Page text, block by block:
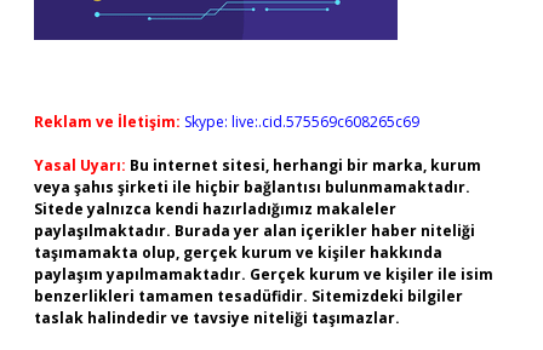
Reklam ve İletişim: Skype: live:.cid.575569c608265c69
Yasal Uyarı: Bu internet sitesi, herhangi bir marka, kurum
veya şahıs şirketi ile hiçbir bağlantısı bulunmamaktadır.
Sitede yalnızca kendi hazırladığımız makaleler
paylaşılmaktadır. Burada yer alan içerikler haber niteliği
taşımamakta olup, gerçek kurum ve kişiler hakkında
paylaşım yapılmamaktadır. Gerçek kurum ve kişiler ile isim
benzerlikleri tamamen tesadüfidir. Sitemizdeki bilgiler
taslak halindedir ve tavsiye niteliği taşımazlar.